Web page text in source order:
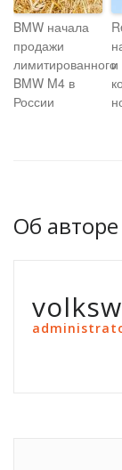
BMW начала
продажи
лимитированного
BMW M4 в
России
и
Об авторе